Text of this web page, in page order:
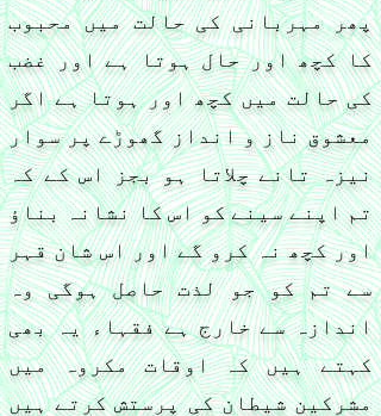
پھر مہربانی کی حالت میں محبوب
کا کچھ اور حال ہوتا ہے اور غضب
کی حالت میں کچھ اور ہوتا ہے اگر
معشوق ناز و انداز گھوڑے پر سوار
نیزہ تانے چلاتا ہو بجز اس کے کہ
تم اپنے سینے کو اس کا نشانہ بناؤ
اور کچھ نہ کرو گے اور اس شان قہر
سے تم کو جو لذت حاصل ہوگی وہ
اندازہ سے خارج ہے فقہاء یہ بھی
کہتے ہیں کہ اوقات مکروہ میں
مشرکین شیطان کی پرستش کرتے ہیں